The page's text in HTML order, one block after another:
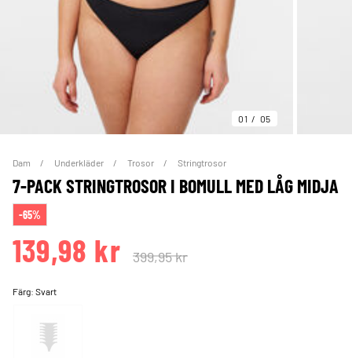
01 05
Dam Underkläder Trosor Stringtrosor
7-PACK STRINGTROSOR I BOMULL MED LÅG MIDJA
-65%
139,98 kr 399,95 kr
Färg:Svart